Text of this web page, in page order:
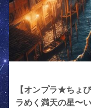
【オンプラ★ちょ
ラめく満天の星〜